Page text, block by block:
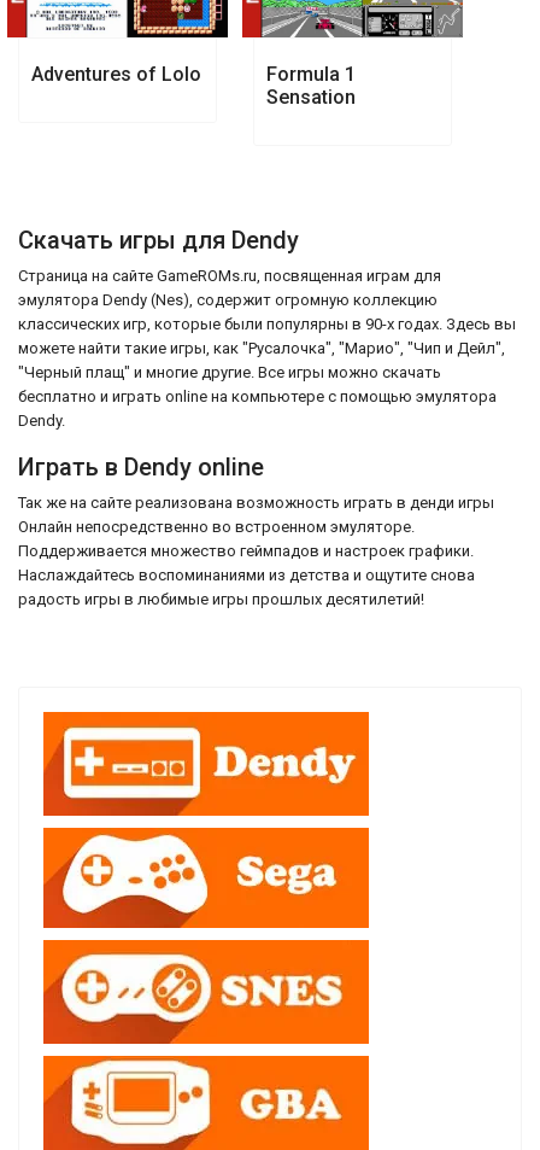
Adventures of Lolo
Formula 1
Sensation
Скачать игры для Dendy
Страница на сайте GameROMs.ru, посвященная играм для
эмулятора Dendy (Nes), содержит огромную коллекцию
классических игр, которые были популярны в 90-х годах. Здесь вы
можете найти такие игры, как "Русалочка", "Марио", "Чип и Дейл",
"Черный плащ" и многие другие. Все игры можно скачать
бесплатно и играть online на компьютере с помощью эмулятора
Dendy.
Играть в Dendy online
Так же на сайте реализована возможность играть в денди игры
Онлайн непосредственно во встроенном эмуляторе.
Поддерживается множество геймпадов и настроек графики.
Наслаждайтесь воспоминаниями из детства и ощутите снова
радость игры в любимые игры прошлых десятилетий!